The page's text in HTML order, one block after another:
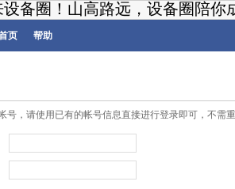
备圈！山高路远，设备圈陪你
页 帮助
号，请使用已有的帐号信息直接进行登录即可，不需